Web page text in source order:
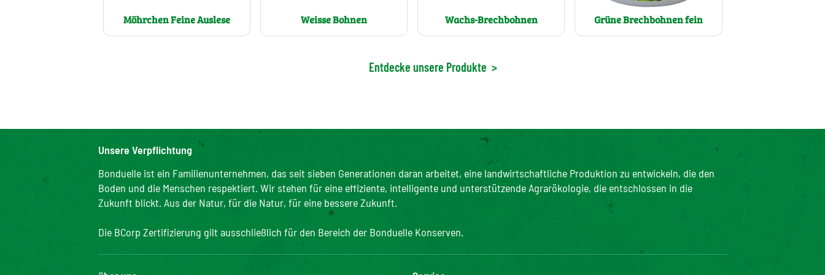
Möhrchen Feine Auslese Weisse Bohnen Wachs-Brechbohnen Grüne Brechbohnen fein
Entdecke unsere Produkte >
Unsere Verpflichtung
Bonduelle ist ein Familienunternehmen, das seit sieben Generationen daran arbeitet, eine landwirtschaftliche Produktion zu entwickeln, die den
Boden und die Menschen respektiert. Wir stehen für eine effiziente, intelligente und unterstützende Agrarökologie, die entschlossen in die
Zukunft blickt. Aus der Natur, für die Natur, für eine bessere Zukunft.
Die BCorp Zertifizierung gilt ausschließlich für den Bereich der Bonduelle Konserven.